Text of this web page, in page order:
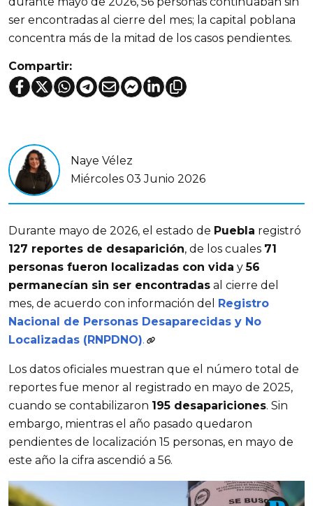
ser encontradas al cierre del mes; la capital poblana
concentra más de la mitad de los casos pendientes.
Compartir:
Naye Vélez
Miércoles 03 Junio 2026
Durante mayo de 2026, el estado de Puebla registró
127 reportes de desaparición, de los cuales 71
personas fueron localizadas con vida y56
permanecían sin ser encontradas al cierre del
mes, de acuerdo con información del Registro
Nacional de Personas Desaparecidas y No
Localizadas (RNPDNO).
Los datos oficiales muestran que el número total de
reportes fue menor al registrado en mayo de 2025,
cuando se contabilizaron 195 desapariciones. Sin
embargo, mientras el año pasado quedaron
pendientes de localización 15 personas, en mayo de
este año la cifra ascendió a 56.